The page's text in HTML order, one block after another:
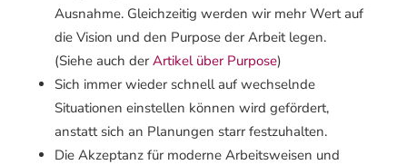
Ausnahme. Gleichzeitig werden wir mehr Wert auf
die Vision und den Purpose der Arbeit legen.
(Siehe auch derArtikel über Purpose)
Sich immer wieder schnell auf wechselnde
Situationen einstellen können wird gefördert,
anstatt sich an Planungen starr festzuhalten.
Die Akzeptanz für moderne Arbeitsweisen und